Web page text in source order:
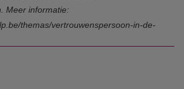
Meer informatie:
themas/vertrouwenspersoon-in-de-